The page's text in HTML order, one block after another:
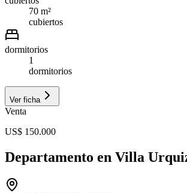
70 m²
cubiertos
dormitorios
1
dormitorios
Ver ficha
Venta
US$ 150.000
Departamento en Villa